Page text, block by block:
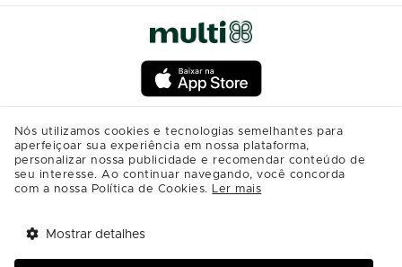
Nós utilizamos cookies e tecnologias semelhantes para
aperfeiçoar sua experiência em nossa plataforma,
personalizar nossa publicidade e recomendar conteúdo de
seu interesse. Ao continuar navegando, você concorda
com a nossa Política de Cookies. Ler mais
Mostrar detalhes